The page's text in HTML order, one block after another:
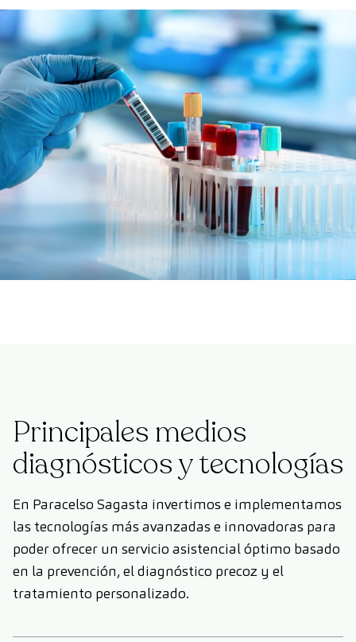
Principales medios
diagnósticos y tecnologías
En Paracelso Sagasta invertimos e implementamos
las tecnologías más avanzadas e innovadoras para
poder ofrecer un servicio asistencial óptimo basado
en la prevención, el diagnóstico precoz y el
tratamiento personalizado.